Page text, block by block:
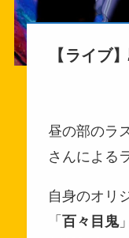
【ライブ
昼の部のラ
さんによる
自身のオリ
「 百々目鬼